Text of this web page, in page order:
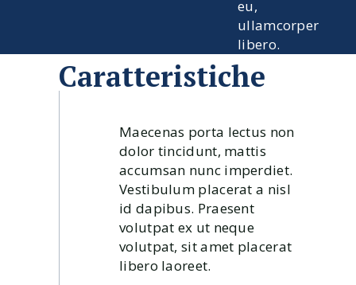
eu,
ullamcorper
libero.
Caratteristiche
Maecenas porta lectus non
dolor tincidunt, mattis
accumsan nunc imperdiet.
Vestibulum placerat a nisl
id dapibus. Praesent
volutpat ex ut neque
volutpat, sit amet placerat
libero laoreet.